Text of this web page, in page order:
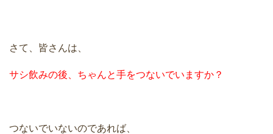
さて、皆さんは、
サシ飲みの後、ちゃんと手をつないでいますか？
つないでいないのであれば、